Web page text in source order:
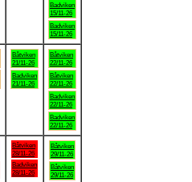
Badviken
15/11-26
Badviken
15/11-26
Båtviken
21/11-26
Badviken
21/11-26
Båtviken
22/11-26
Båtviken
22/11-26
Badviken
22/11-26
Badviken
22/11-26
Båtviken
28/11-26
Badviken
28/11-26
Båtviken
29/11-26
Båtviken
29/11-26